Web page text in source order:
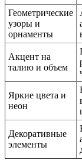
Геометрические
узоры и
орнаменты
Акцент на
талию и объем
Яркие цвета и
неон
Декоративные
элементы